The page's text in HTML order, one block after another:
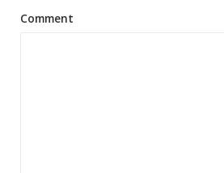
Comment